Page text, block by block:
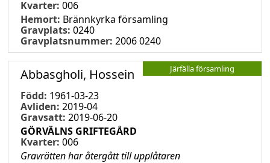
Kvarter: 006
Hemort: Brännkyrka församling
Gravplats: 0240
Gravplatsnummer: 2006 0240
Järfälla församling
Abbasgholi, Hossein
Född: 1961-03-23
Avliden: 2019-04
Gravsatt: 2019-06-20
GÖRVÄLNS GRIFTEGÅRD
Kvarter: 006
Gravrätten har återgått till upplåtaren